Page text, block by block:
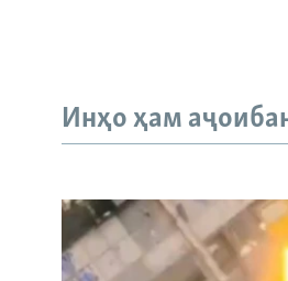
Инҳо ҳам